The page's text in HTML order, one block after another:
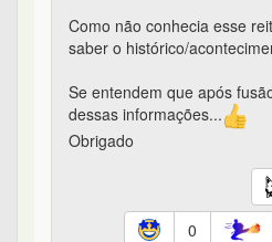
Como não conhecia esse
saber o histórico/
Se entendem que após
dessas informações...
Obrigado
0